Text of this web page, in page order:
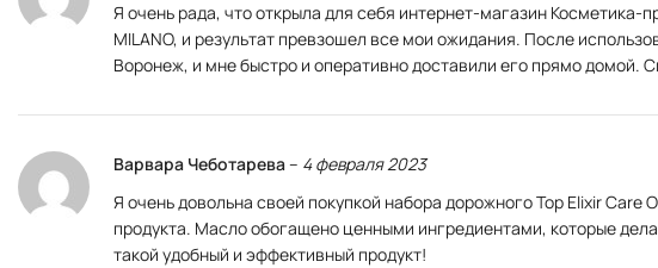
Я очень рада, что открыла для себя интернет-магазин Косметика-
MILANO, и результат превзошел все мои ожидания. После
Воронеж, и мне быстро и оперативно доставили его прямо домой.
Варвара Чеботарева– 4 февраля 2023
Я очень довольна своей покупкой набора дорожного Top Elixir Care
продукта. Масло обогащено ценными ингредиентами, которые
такой удобный и эффективный продукт!